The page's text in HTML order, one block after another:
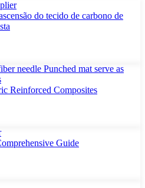
do tecido de carbono de
Reinforced Composites
Guide